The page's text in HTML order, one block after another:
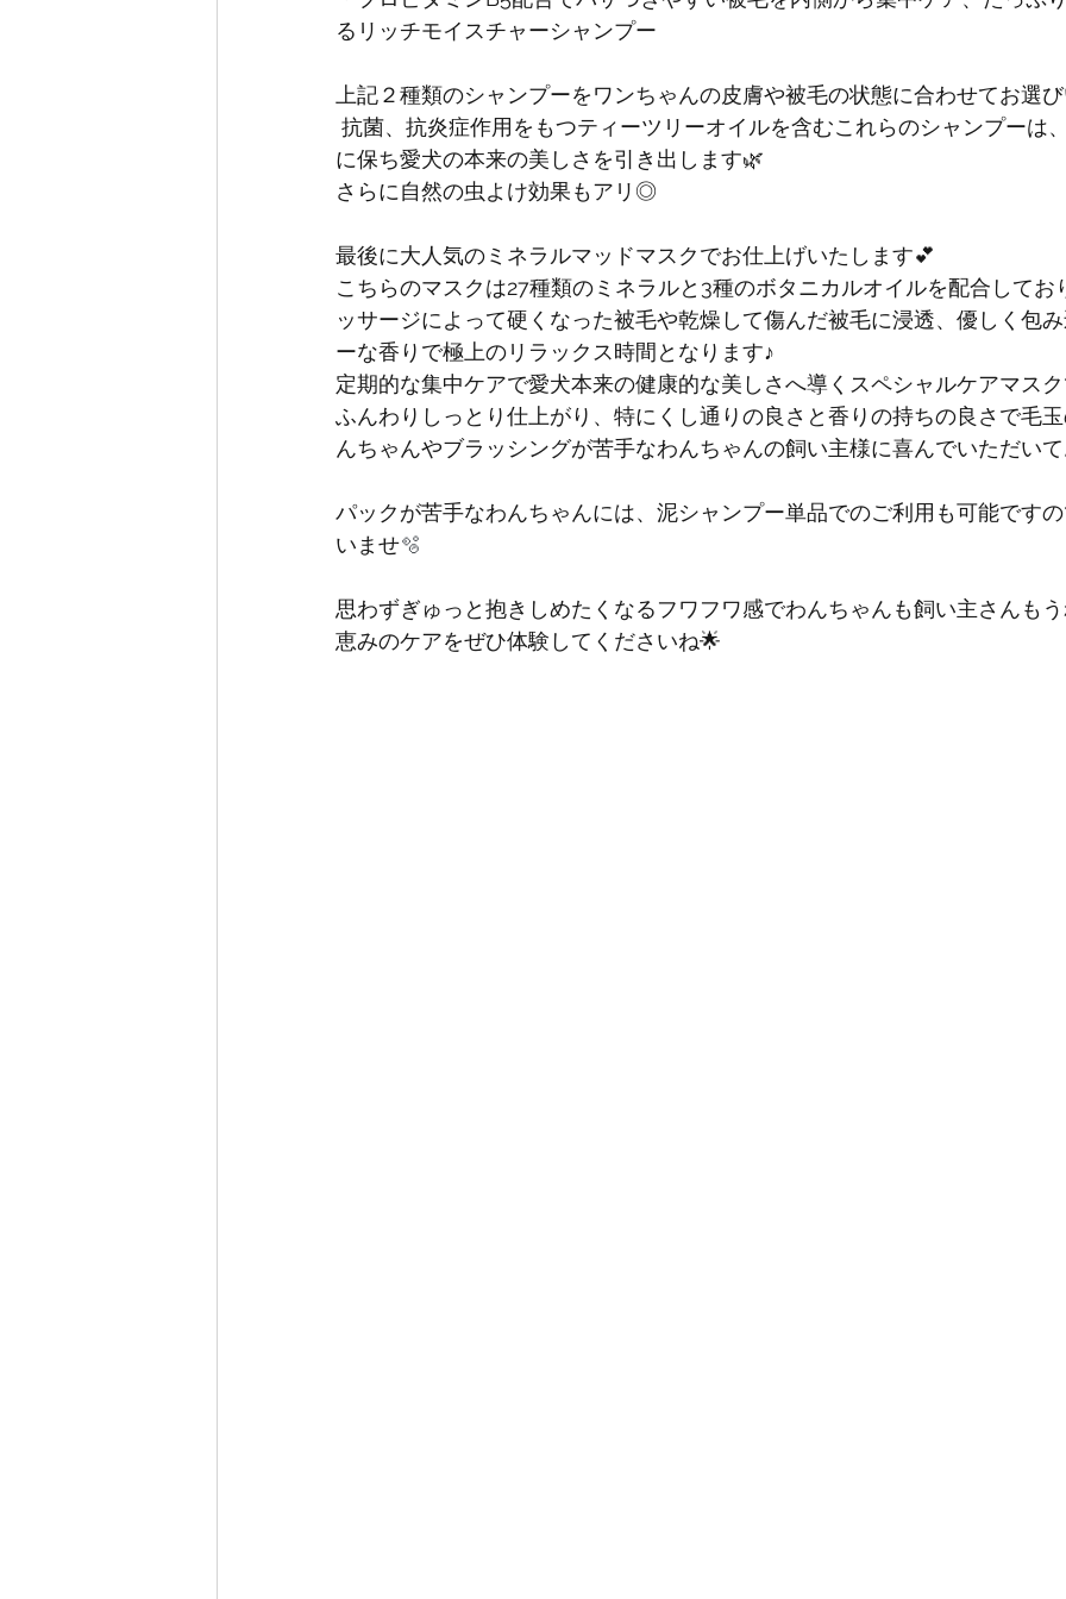
るリッチモイスチャーシャンプー
上記２種類のシャンプーをワンちゃんの皮膚や被毛の状態に合わせてお選
抗菌、抗炎症作用をもつティーツリーオイルを含むこれらのシャンプーは
に保ち愛犬の本来の美しさを引き出します🌿
さらに自然の虫よけ効果もアリ◎
最後に大人気のミネラルマッドマスクでお仕上げいたします💕
こちらのマスクは27種類のミネラルと3種のボタニカルオイルを配合してお
ッサージによって硬くなった被毛や乾燥して傷んだ被毛に浸透、優しく包
ーな香りで極上のリラックス時間となります♪
定期的な集中ケアで愛犬本来の健康的な美しさへ導くスペシャルケアマス
ふんわりしっとり仕上がり、特にくし通りの良さと香りの持ちの良さで毛
んちゃんやブラッシングが苦手なわんちゃんの飼い主様に喜んでいただい
パックが苦手なわんちゃんには、泥シャンプー単品でのご利用も可能です
いませ🫧
思わずぎゅっと抱きしめたくなるフワフワ感でわんちゃんも飼い主さんも
恵みのケアをぜひ体験してくださいね🌟